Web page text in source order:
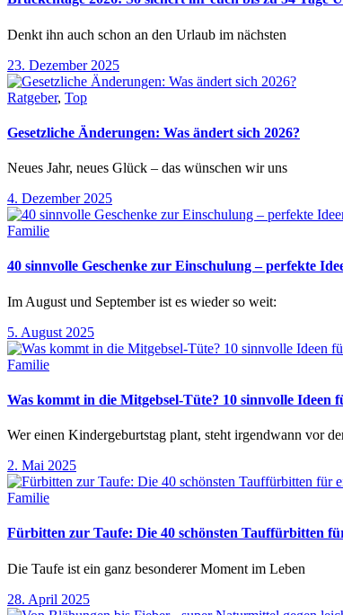
Denkt ihn auch schon an den Urlaub im nächsten
23. Dezember 2025
Ratgeber, Top
Gesetzliche Änderungen: Was ändert sich 2026?
Neues Jahr, neues Glück – das wünschen wir uns
4. Dezember 2025
Familie
40 sinnvolle Geschenke zur Einschulung – perfekte
Im August und September ist es wieder so weit:
5. August 2025
Familie
Was kommt in die Mitgebsel-Tüte? 10 sinnvolle Ideen
Wer einen Kindergeburtstag plant, steht irgendwann vor
2. Mai 2025
Familie
Fürbitten zur Taufe: Die 40 schönsten Tauffürbitten
Die Taufe ist ein ganz besonderer Moment im Leben
28. April 2025